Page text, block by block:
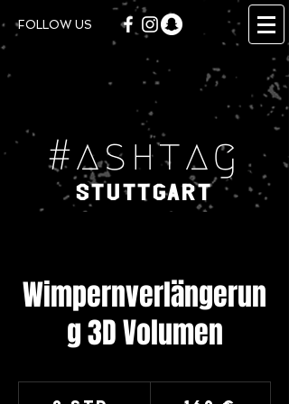
FOLLOW US
#ashtag
Stuttgart
Wimpernverlängerun
g 3D Volumen